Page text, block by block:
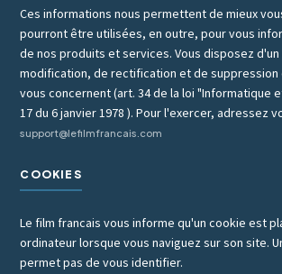
Ces informations nous permettent de mieux
pourront être utilisées, en outre, pour vous
de nos produits et services. Vous disposez
modification, de rectification et de suppression
vous concernent (art. 34 de la loi "Informatique
17 du 6 janvier 1978 ). Pour l'exercer, adressez
support@lefilmfrancais.com
COOKIES
Le film francais vous informe qu'un cookie est
ordinateur lorsque vous naviguez sur son site.
permet pas de vous identifier.